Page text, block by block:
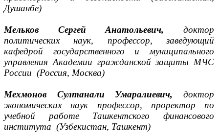
Душанбе)
Мельков Сергей Анатольевич,доктор
политических наук, профессор, заведующий
кафедрой государственного и муниципального
управления Академии гражданской защиты МЧС
России (Россия, Москва)
Мехмонов Султанали Умаралиевич,доктор
экономических наук профессор, проректор по
учебной работе Ташкентского финансового
института (Узбекистан, Ташкент)